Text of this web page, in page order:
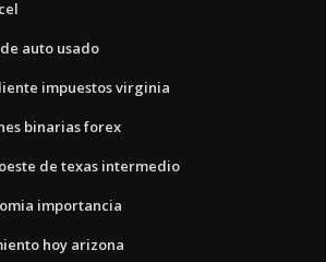
auto usado
impuestos virginia
binarias forex
de texas intermedio
importancia
hoy arizona